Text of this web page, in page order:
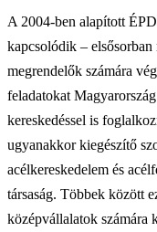
A 2004-ben alapított
kapcsolódik –
megrendelők számára
feladatokat
kereskedéssel is
ugyanakkor kiegészítő
acélkereskedelem és
társaság. Többek között
középvállalatok